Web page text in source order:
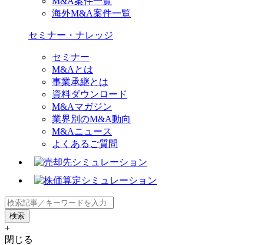
海外M&A案件一覧
セミナー・ナレッジ
セミナー
M&Aとは
事業承継とは
資料ダウンロード
M&Aマガジン
業界別のM&A動向
M&Aニュース
よくあるご質問
+
閉じる